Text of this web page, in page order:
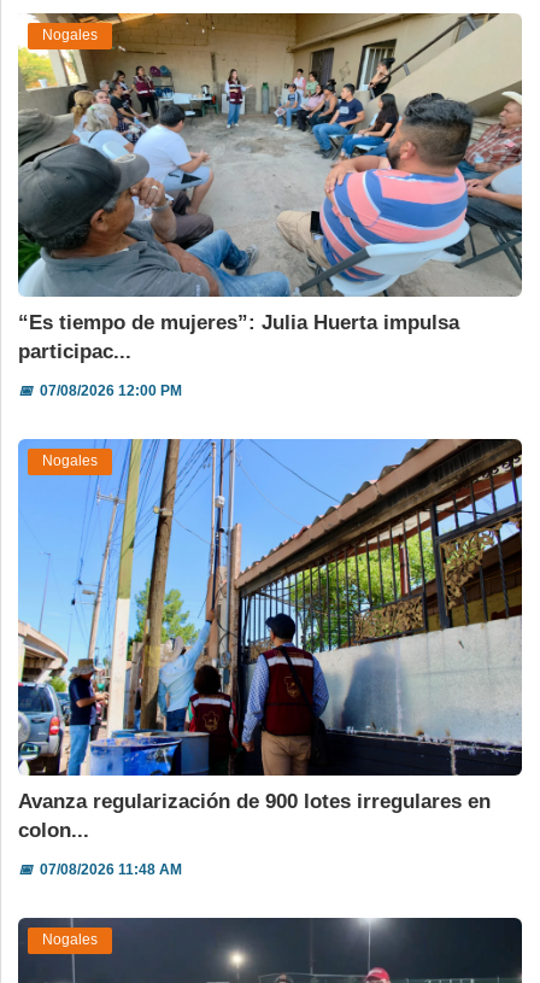
Nogales
“Es tiempo de mujeres”: Julia Huerta impulsa
participac...
📅07/08/2026 12:00 PM
Nogales
Avanza regularización de 900 lotes irregulares en
colon...
📅07/08/2026 11:48 AM
Nogales